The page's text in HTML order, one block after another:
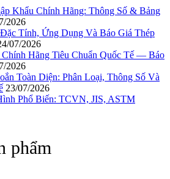
Khẩu Chính Hãng: Thông Số & Bảng
2026
Tính, Ứng Dụng Và Báo Giá Thép
07/2026
Hãng Tiêu Chuẩn Quốc Tế — Báo
2026
Toàn Diện: Phân Loại, Thông Số Và
23/07/2026
Phổ Biến: TCVN, JIS, ASTM
phẩm